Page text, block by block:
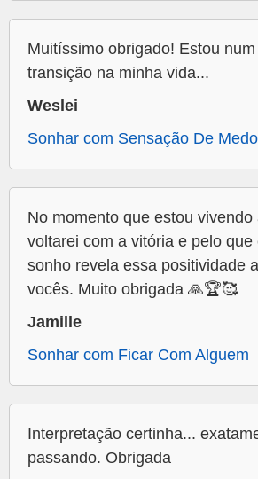
Muitíssimo obrigado! Estou
transição na minha vida...
Weslei
Sonhar com Sensação De Medo
No momento que estou vivendo
voltarei com a vitória e pelo que
sonho revela essa positividade
vocês. Muito obrigada 🙏🏆🥰
Jamille
Sonhar com Ficar Com Alguem
Interpretação certinha...
passando. Obrigada